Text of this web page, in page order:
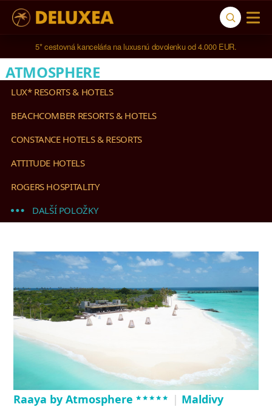
5* cestovná kancelária na luxusnú dovolenku od 4.000 EUR.
ATMOSPHERE
LUX* RESORTS & HOTELS
BEACHCOMBER RESORTS & HOTELS
CONSTANCE HOTELS & RESORTS
ATTITUDE HOTELS
ROGERS HOSPITALITY
DALŠÍ POLOŽKY
Raaya by Atmosphere ***** | Maldivy